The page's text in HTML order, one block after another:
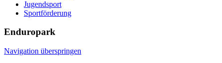
Jugendsport
Sportförderung
Enduropark
Navigation überspringen